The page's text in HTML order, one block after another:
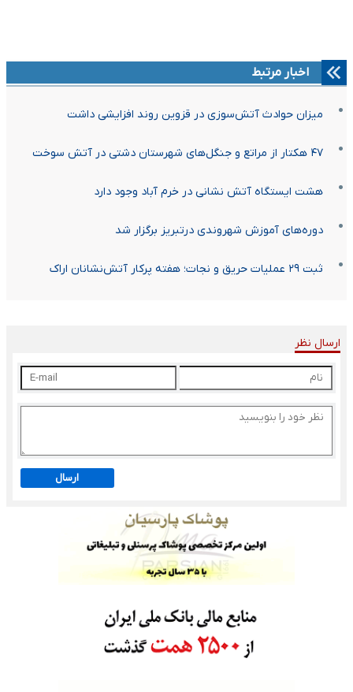
اخبار مرتبط
میزان حوادث آتش‌سوزی در قزوین روند افزایشی داشت
۴۷ هکتار از مراتع و جنگل‌های شهرستان دشتی در آتش سوخت
هشت ایستگاه آتش نشانی در خرم آباد وجود دارد
دوره‌های آموزش شهروندی درتبریز برگزار شد
ثبت ۲۹ عملیات حریق و نجات؛ هفته پرکار آتش‌نشانان اراک
ارسال نظر
ارسال